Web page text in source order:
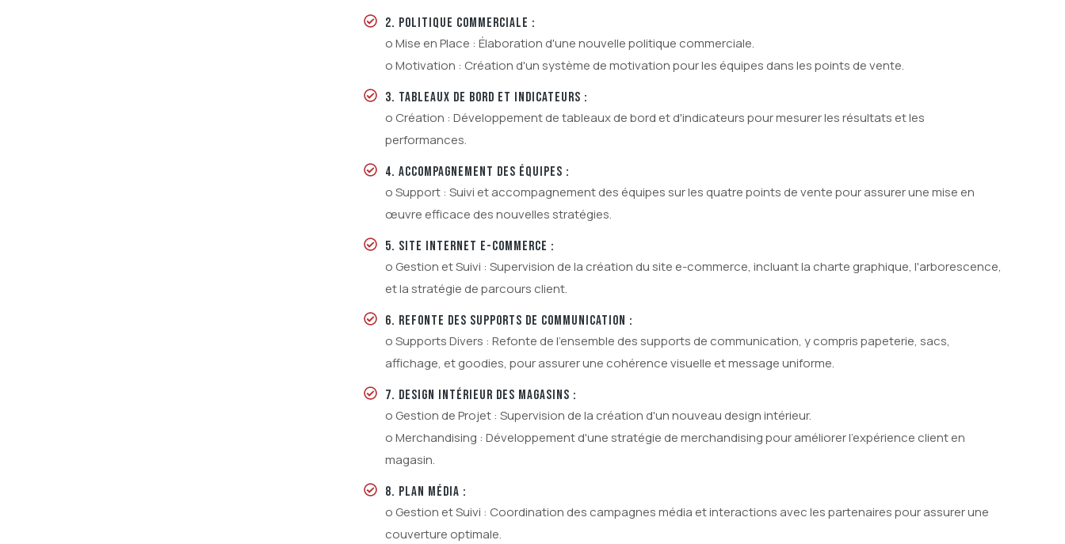
2. POLITIQUE COMMERCIALE :
o Mise en Place : Élaboration d'une nouvelle politique commerciale.
o Motivation : Création d'un système de motivation pour les équipes dans les points de vente.
3. TABLEAUX DE BORD ET INDICATEURS :
o Création : Développement de tableaux de bord et d'indicateurs pour mesurer les résultats et les
performances.
4. ACCOMPAGNEMENT DES ÉQUIPES :
o Support : Suivi et accompagnement des équipes sur les quatre points de vente pour assurer une mise en
œuvre efficace des nouvelles stratégies.
5. SITE INTERNET E-COMMERCE :
o Gestion et Suivi : Supervision de la création du site e-commerce, incluant la charte graphique, l'arborescence,
et la stratégie de parcours client.
6. REFONTE DES SUPPORTS DE COMMUNICATION :
o Supports Divers : Refonte de l'ensemble des supports de communication, y compris papeterie, sacs,
affichage, et goodies, pour assurer une cohérence visuelle et message uniforme.
7. DESIGN INTÉRIEUR DES MAGASINS :
o Gestion de Projet : Supervision de la création d'un nouveau design intérieur.
o Merchandising : Développement d'une stratégie de merchandising pour améliorer l'expérience client en
magasin.
8. PLAN MÉDIA :
o Gestion et Suivi : Coordination des campagnes média et interactions avec les partenaires pour assurer une
couverture optimale.